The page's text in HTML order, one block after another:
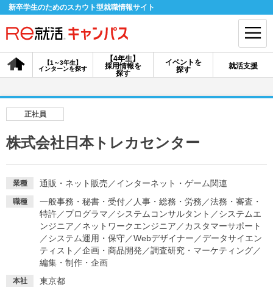
新卒学生のためのスカウト型就職情報サイト
【4年生】
採用情報を
探す
【1～3年生】
インターンを探す
イベントを
探す
就活支援
会員登録 ログイン
採用情報を探す
説明会を探す
インターンを探す
イベントを探す スカウト お知らせ
就活ノウハウ・サポート
正社員
株式会社日本トレカセンター
業種 通販・ネット販売 ／インターネット・ゲーム関連
職種 一般事務・秘書・受付／ 人事・総務・労務 ／法務・審査・
特許／プログラマ ／システムコンサルタント ／システムエ
ンジニア ／ネットワークエンジニア ／カスタマーサポート
／システム運用・保守／Webデザイナー ／データサイエン
ティスト ／企画・商品開発 ／調査研究・マーケティング／
編集・制作・企画
本社 東京都